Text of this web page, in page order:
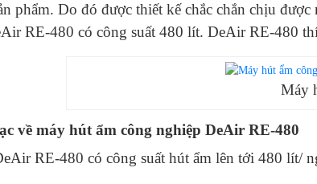
phẩm. Do đó được thiết kế chắc chắn chịu
RE-480 có công suất 480 lít. DeAir RE-480
Máy hút ẩm
về máy hút ẩm công nghiệp DeAir RE-480
RE-480 có công suất hút ẩm lên tới 480 lít/